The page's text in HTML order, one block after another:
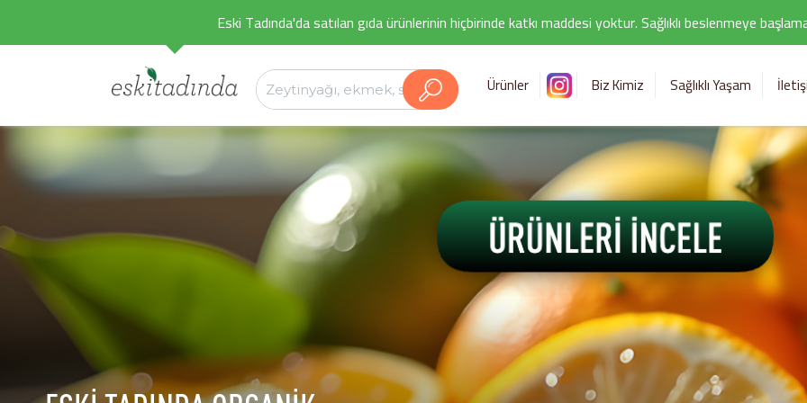
Eski Tadında'da satılan gıda ürünlerinin hiçbirinde katkı maddesi yoktur. Sağlıklı beslenmeye
Ürünler Biz Kimiz Sağlıklı Yaşam